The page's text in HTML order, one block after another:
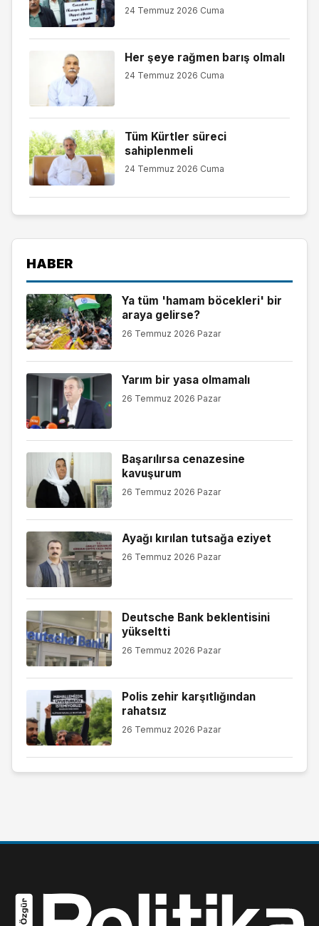
24 Temmuz 2026 Cuma
Her şeye rağmen barış olmalı
24 Temmuz 2026 Cuma
Tüm Kürtler süreci
sahiplenmeli
24 Temmuz 2026 Cuma
HABER
Ya tüm 'hamam böcekleri' bir
araya gelirse?
26 Temmuz 2026 Pazar
Yarım bir yasa olmamalı
26 Temmuz 2026 Pazar
Başarılırsa cenazesine
kavuşurum
26 Temmuz 2026 Pazar
Ayağı kırılan tutsağa eziyet
26 Temmuz 2026 Pazar
Deutsche Bank beklentisini
yükseltti
26 Temmuz 2026 Pazar
Polis zehir karşıtlığından
rahatsız
26 Temmuz 2026 Pazar